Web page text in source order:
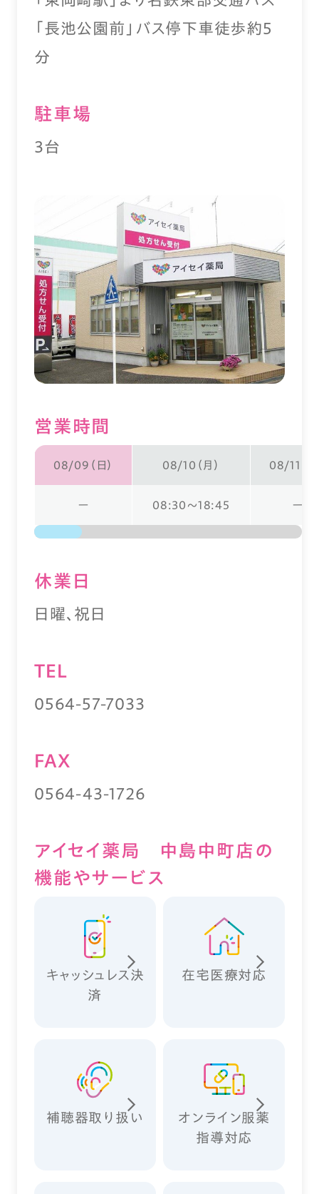
「長池公園前」バス停下車徒歩約5
分
駐⾞場
3台
営業時間
08/09（日） 08/10（月） 08/11（火
ー 08:30～18:45 ー
休業⽇
日曜、祝日
TEL
0564-57-7033
FAX
0564-43-1726
アイセイ薬局 中島中町店の
機能やサービス
キャッシュレス決
済
在宅医療対応
補聴器取り扱い
オンライン服薬
指導対応